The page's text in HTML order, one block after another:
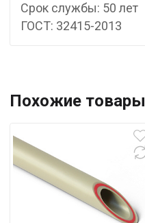
Срок службы: 50 лет
ГОСТ: 32415-2013
Похожие товары